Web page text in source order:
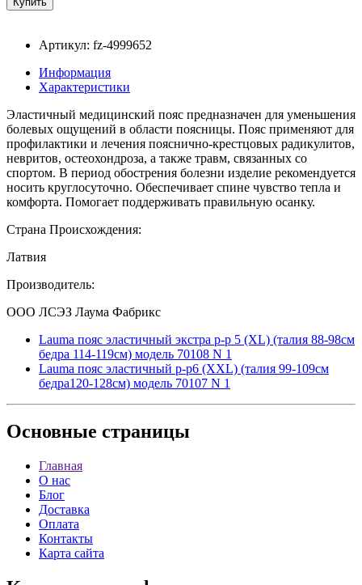
Артикул: fz-4999652
Информация
Характеристики
Эластичный медицинский пояс предназначен для уменьшения
болевых ощущений в области поясницы. Пояс применяют для
профилактики и лечения пояснично-крестцовых радикулитов,
невритов, остеохондроза, а также травм, связанных со
спортом. В период обострения болезни изделие рекомендуется
носить круглосуточно. Обеспечивает спине чувство тепла и
комфорта. Помогает поддерживать правильную осанку.
Страна Происхождения:
Латвия
Производитель:
ООО ЛСЭЗ Лаума Фабрикс
Lauma пояс эластичный экстра р-р 5 (XL) (талия 88-98см
бедра 114-119см) модель 70108 N 1
Lauma пояс эластичный р-р6 (XXL) (талия 99-109см
бедра120-128см) модель 70107 N 1
Основные страницы
Главная
О нас
Блог
Доставка
Оплата
Контакты
Карта сайта